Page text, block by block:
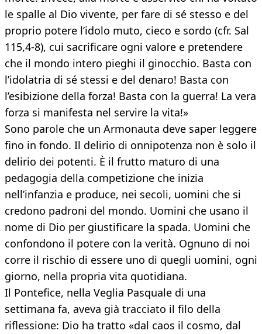
le spalle al Dio vivente, per fare di sé stesso e del
proprio potere l’idolo muto, cieco e sordo (cfr. Sal
115,4-8), cui sacrificare ogni valore e pretendere
che il mondo intero pieghi il ginocchio. Basta con
l’idolatria di sé stessi e del denaro! Basta con
l’esibizione della forza! Basta con la guerra! La vera
forza si manifesta nel servire la vita!»
Sono parole che un Armonauta deve saper leggere
fino in fondo. Il delirio di onnipotenza non è solo il
delirio dei potenti. È il frutto maturo di una
pedagogia della competizione che inizia
nell’infanzia e produce, nei secoli, uomini che si
credono padroni del mondo. Uomini che usano il
nome di Dio per giustificare la spada. Uomini che
confondono il potere con la verità. Ognuno di noi
corre il rischio di essere uno di quegli uomini, ogni
giorno, nella propria vita quotidiana.
Il Pontefice, nella Veglia Pasquale di una
settimana fa, aveva già tracciato il filo della
riflessione: Dio ha tratto «dal caos il cosmo, dal